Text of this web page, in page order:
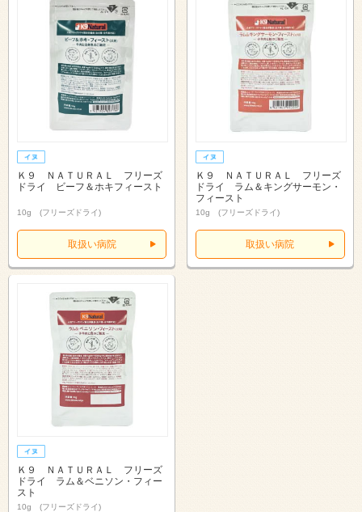
Ｋ９ ＮＡＴＵＲＡＬ フリーズ
ドライ ビーフ＆ホキフィースト
10g (フリーズドライ)
取扱い病院
Ｋ９ ＮＡＴＵＲＡＬ フリーズ
ドライ ラム＆キングサーモン・
フィースト
10g (フリーズドライ)
取扱い病院
Ｋ９ ＮＡＴＵＲＡＬ フリーズ
ドライ ラム＆ベニソン・フィー
スト
10g (フリーズドライ)